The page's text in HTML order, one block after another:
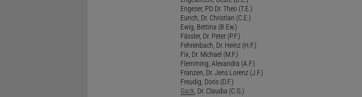
Engeser, PD Dr. Theo (T.E.)
Eurich, Dr. Christian (C.E.)
Ewig, Bettina (B.Ew.)
Fässler, Dr. Peter (P.F.)
Fehrenbach, Dr. Heinz (H.F.)
Fix, Dr. Michael (M.F.)
Flemming, Alexandra (A.F.)
Franzen, Dr. Jens Lorenz (J.F.)
Freudig, Doris (D.F.)
Gack, Dr. Claudia (C.G.)